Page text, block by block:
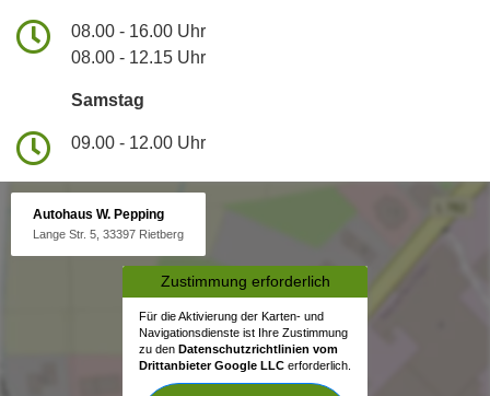
08.00 - 16.00 Uhr
08.00 - 12.15 Uhr
Samstag
09.00 - 12.00 Uhr
Autohaus W. Pepping
Lange Str. 5, 33397 Rietberg
Zustimmung erforderlich
Für die Aktivierung der Karten- und
Navigationsdienste ist Ihre Zustimmung
zu den Datenschutzrichtlinien vom
Drittanbieter Google LLC erforderlich.